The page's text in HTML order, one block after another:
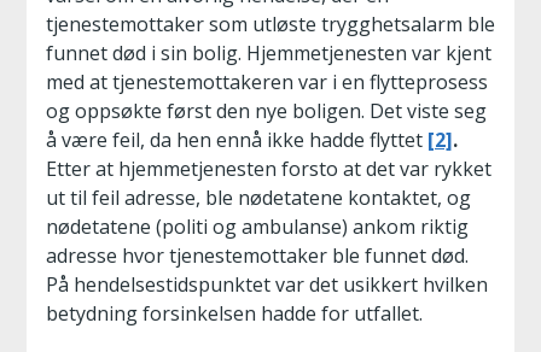
tjenestemottaker som utløste trygghetsalarm ble
funnet død i sin bolig. Hjemmetjenesten var kjent
med at tjenestemottakeren var i en flytteprosess
og oppsøkte først den nye boligen. Det viste seg
å være feil, da hen ennå ikke hadde flyttet [2].
Etter at hjemmetjenesten forsto at det var rykket
ut til feil adresse, ble nødetatene kontaktet, og
nødetatene (politi og ambulanse) ankom riktig
adresse hvor tjenestemottaker ble funnet død.
På hendelsestidspunktet var det usikkert hvilken
betydning forsinkelsen hadde for utfallet.